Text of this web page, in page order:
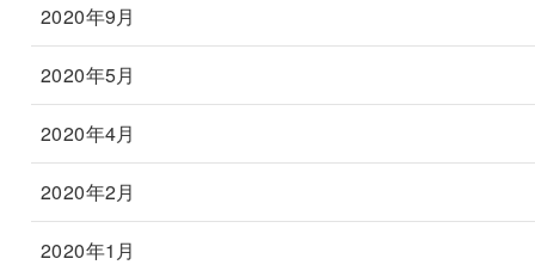
2020年9月
2020年5月
2020年4月
2020年2月
2020年1月